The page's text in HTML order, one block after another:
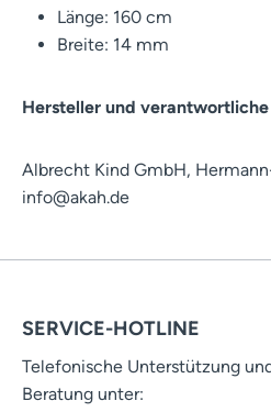
Länge: 160 cm
Breite: 14 mm
Hersteller und verantwortliche
Albrecht Kind GmbH,
info@akah.de
SERVICE-HOTLINE
Telefonische Unterstützung
Beratung unter: